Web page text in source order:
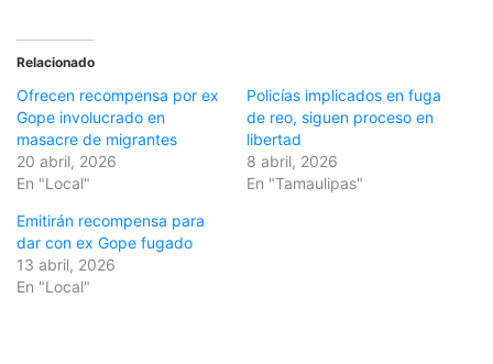
Relacionado
Ofrecen recompensa por ex
Gope involucrado en
masacre de migrantes
20 abril, 2026
En "Local"
Policías implicados en fuga
de reo, siguen proceso en
libertad
8 abril, 2026
En "Tamaulipas"
Emitirán recompensa para
dar con ex Gope fugado
13 abril, 2026
En "Local"